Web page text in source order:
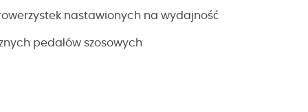
nastawionych na wydajność
pedałów szosowych